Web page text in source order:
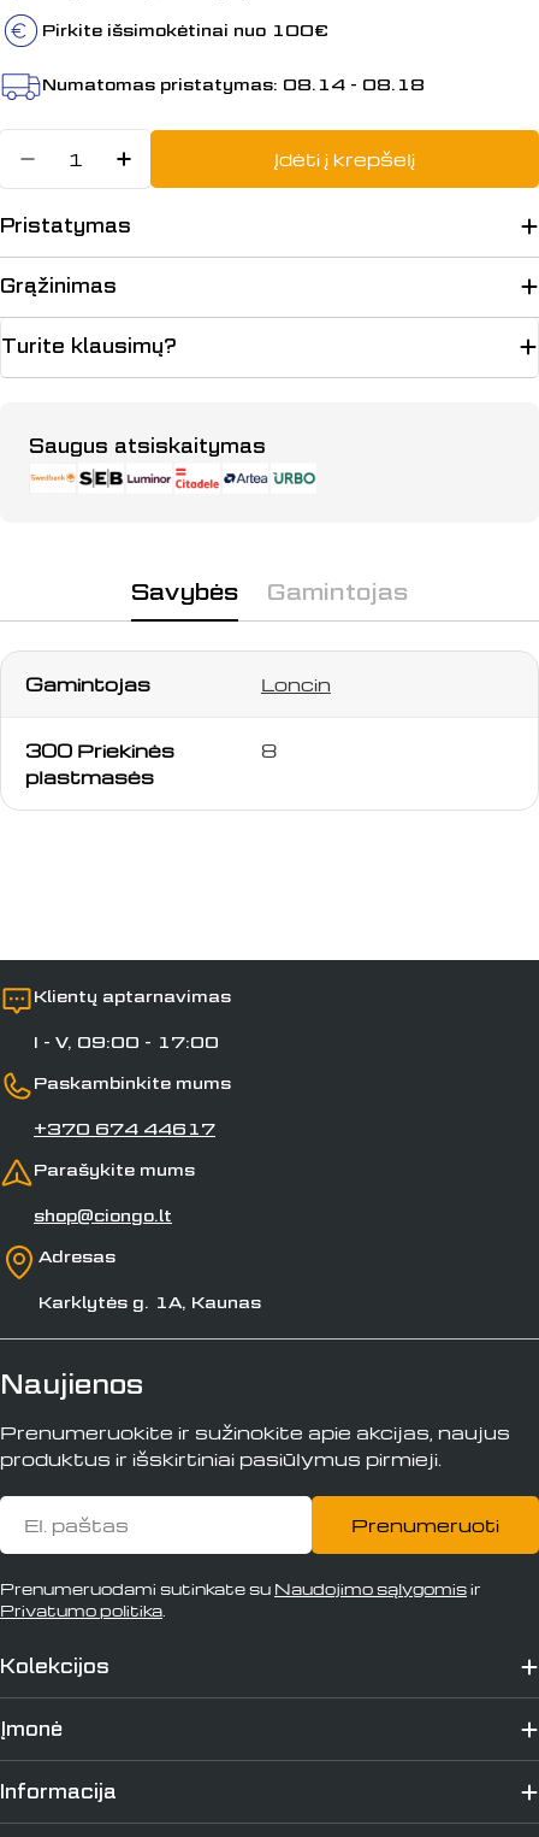
Pirkite išsimokėtinai nuo 100€
Numatomas pristatymas: 08.14 - 08.18
Sumažinti kiekį: FENDER
Padidinti FENDER
Įdėti į krepšelį
Pristatymas
Grąžinimas
Turite klausimų?
Jūsų
paštas
telefonas
pranešimas
Saugus atsiskaitymas
Apmokėjimo
būdai
Savybės Gamintojas
Gamintojas Loncin
300 Priekinės
plastmasės
8
Klientų aptarnavimas
I - V, 09:00 - 17:00
Paskambinkite mums
+370 674 44617
Parašykite mums
shop@ciongo.lt
Adresas
Karklytės g. 1A, Kaunas
Kolekcijos
Įmonė
Informacija
Naujienos
Prenumeruokite ir sužinokite apie akcijas, naujus
produktus ir išskirtiniai pasiūlymus pirmieji.
El.
paštas
Prenumeruoti
Prenumeruodami sutinkate su Naudojimo sąlygomisir
Privatumo politika